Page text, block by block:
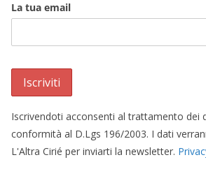
La tua email
Iscrivendoti acconsenti al trattamento dei
conformità al D.Lgs 196/2003. I dati
L'Altra Cirié per inviarti la newsletter.